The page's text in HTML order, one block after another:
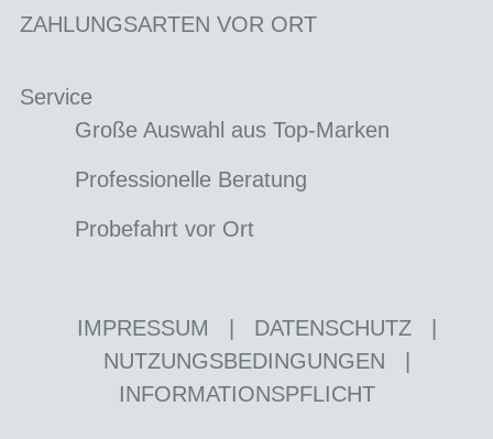
ZAHLUNGSARTEN VOR ORT
Service
Große Auswahl aus Top-Marken
Professionelle Beratung
Probefahrt vor Ort
IMPRESSUM DATENSCHUTZ
NUTZUNGSBEDINGUNGEN
INFORMATIONSPFLICHT